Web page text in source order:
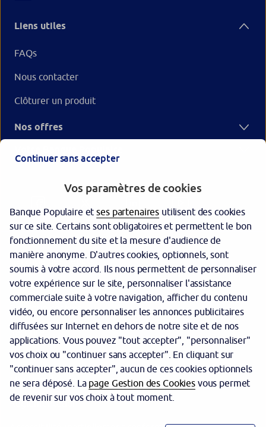
Liens utiles
FAQs
Nous contacter
Clôturer un produit
Nos offres
Garantie des dépôts
Protection des données personnelles
Politique cookies
Sécurité
Tarifs
Mentions légales
Réglementation
Continuer sans accepter
Vos paramètres de cookies
Banque Populaire etses partenaires utilisent des cookies
sur ce site. Certains sont obligatoires et permettent le bon
fonctionnement du site et la mesure d'audience de
manière anonyme. D'autres cookies, optionnels, sont
soumis à votre accord. Ils nous permettent de personnaliser
votre expérience sur le site, personnaliser l'assistance
commerciale suite à votre navigation, afficher du contenu
vidéo, ou encore personnaliser les annonces publicitaires
diffusées sur Internet en dehors de notre site et de nos
applications. Vous pouvez "tout accepter", "personnaliser"
vos choix ou "continuer sans accepter". En cliquant sur
"continuer sans accepter", aucun de ces cookies optionnels
ne sera déposé. La page Gestion des Cookiesvous permet
de revenir sur vos choix à tout moment.